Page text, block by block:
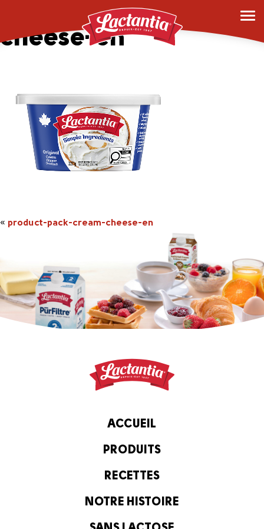
product-pack-cream-
cheese-en
« product-pack-cream-cheese-en
ACCUEIL
PRODUITS
RECETTES
NOTRE HISTOIRE